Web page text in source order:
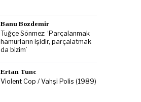
Banu Bozdemir
Tuğçe Sönmez: ‘Parçalanmak
hamurların işidir, parçalatmak
da bizim’
Ertan Tunc
Violent Cop / Vahşi Polis (1989)